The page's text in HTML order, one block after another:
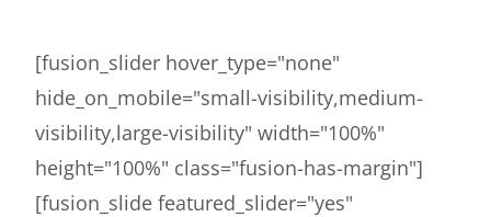
[fusion_slider hover_type="none"
hide_on_mobile="small-visibility,medium-
visibility,large-visibility" width="100%"
height="100%" class="fusion-has-margin"]
[fusion_slide featured_slider="yes"